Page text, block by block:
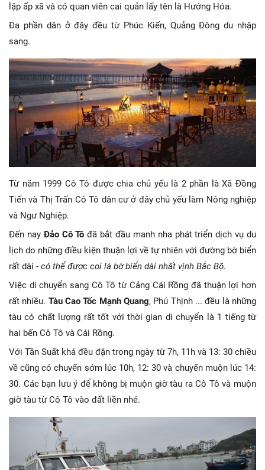
lập ấp xã và có quan viên cai quản lấy tên là Hướng Hóa.
Đa phần dân ở đây đều từ Phúc Kiến, Quảng Đông du nhập
sang.
Từ năm 1999 Cô Tô được chia chủ yếu là 2 phần là Xã Đồng
Tiến và Thị Trấn Cô Tô dân cư ở đây chủ yếu làm Nông nghiệp
và Ngư Nghiệp.
Đến nayĐảo Cô Tô đã bắt đầu manh nha phát triển dịch vụ du
lịch do những điều kiện thuận lợi về tự nhiên với đường bờ biển
rất dài - có thể được coi là bờ biển dài nhất vịnh Bắc Bộ.
Việc di chuyển sang Cô Tô từ Cảng Cái Rồng đã thuận lợi hơn
rất nhiều. Tàu Cao Tốc Mạnh Quang, Phú Thịnh ... đều là những
tàu có chất lượng rất tốt với thời gian di chuyển là 1 tiếng từ
hai bến Cô Tô và Cái Rồng.
Với Tần Suất khá đều đặn trong ngày từ 7h, 11h và 13: 30 chiều
về cũng có chuyến sớm lúc 10h, 12: 30 và chuyến muộn lúc 14:
30. Các bạn lưu ý để không bị muộn giờ tàu ra Cô Tô và muộn
giờ tàu từ Cô Tô vào đất liền nhé.